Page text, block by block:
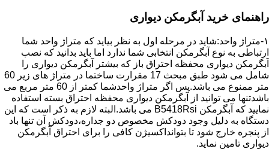
راهنمای خرید آبگرمکن دیواری
۱-متراژ واحد:شاید در مرحله اول به نظر بیاید که متراژ واحد شما
ارتباطی به نوع آبگرمکن انتخابی شما ندارد اما باید بدانید که نصب
آبگرمکن دیواری محفظه احتراق باز که بیشتر آبگرمکن دیواری را
شامل می شود طبق مبحث 17 مقرارت ساختما در متراژ های زیر 60
متر ممنوع می باشد.پس اگر متراژ واحدشما کمتر از 60 متر مربع می
باشدتنها می توانید از آبگرمکن دیواری محفظه احتراق بسته استفاده
نمایید که آبگرمکن B5418Rsi می باشد.البته لازم به ذکر است که این
دستگاه به دلیل وجود دودکش مخصوص دو جداره،دودکش آن تنها باد
از پنجره خارج شود تا بتوانداکسیژن کافی را برای احتراق آبگرمکن
دیواری تامین نماید.